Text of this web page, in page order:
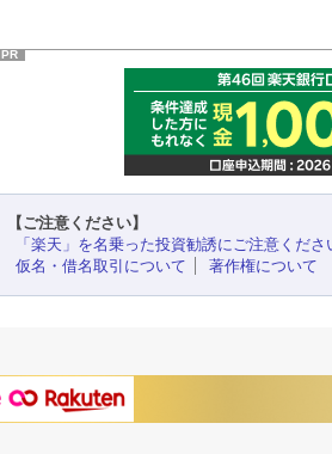
PR
【ご注意ください】
「楽天」を名乗った投資勧誘にご注意くださ
仮名・借名取引について
著作権について